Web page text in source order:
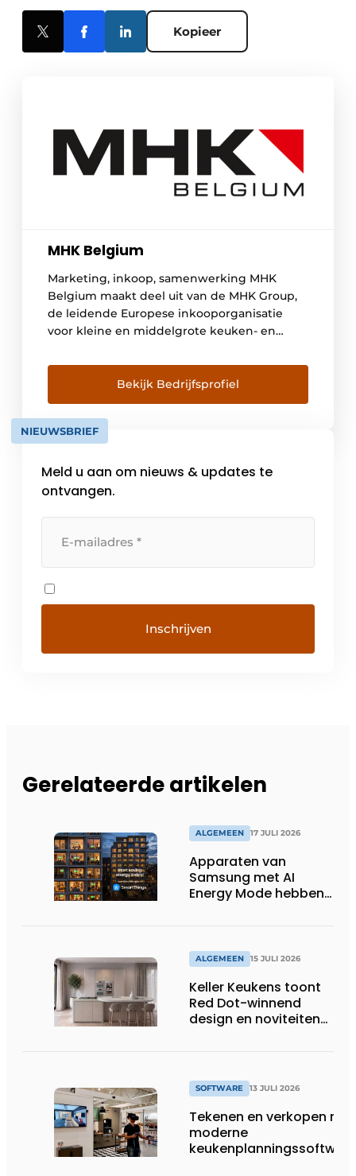
Kopieer
MHK Belgium
Marketing, inkoop, samenwerking MHK
Belgium maakt deel uit van de MHK Group,
de leidende Europese inkooporganisatie
voor kleine en middelgrote keuken- en
2018). De talrijke handelspartners in België,
Nederland, Oostenrijk, Duitsland,
Zwitserland, Spanje en Groot-Brittannië
profiteren van waardevolle synergiën
binnen de groep. MHK Belgium ondersteunt
Bekijk Bedrijfsprofiel
NIEUWSBRIEF
Meld u aan om nieuws & updates te
ontvangen.
Gerelateerde artikelen
ALGEMEEN 17 JULI 2026
Apparaten van
Samsung met AI
Energy Mode hebben
huishoudens, wat
overeenkomt met het
wassen van 22.023.110
voetbalshirts
ALGEMEEN 15 JULI 2026
Keller Keukens toont
Red Dot-winnend
design en noviteiten
SOFTWARE 13 JULI 2026
Tekenen en verkopen met
moderne
keukenplanningssoftware